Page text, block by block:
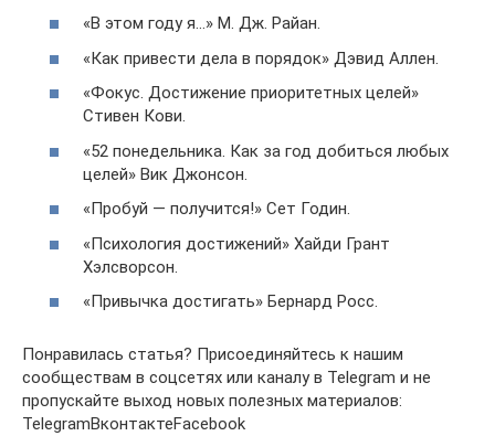
«В этом году я…» М. Дж. Райан.
«Как привести дела в порядок» Дэвид Аллен.
«Фокус. Достижение приоритетных целей»
Стивен Кови.
«52 понедельника. Как за год добиться любых
целей» Вик Джонсон.
«Пробуй — получится!» Сет Годин.
«Психология достижений» Хайди Грант
Хэлсворсон.
«Привычка достигать» Бернард Росс.
Понравилась статья? Присоединяйтесь к нашим
сообществам в соцсетях или каналу в Telegram и не
пропускайте выход новых полезных материалов:
TelegramВконтактеFacebook